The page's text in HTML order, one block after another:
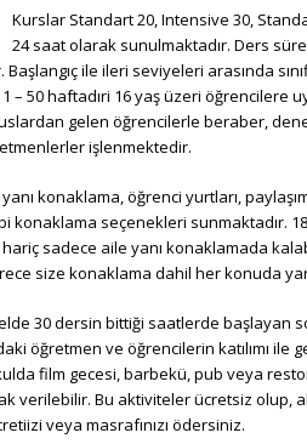
Kurslar Standart 20, Intensive 30,
24 saat olarak sunulmaktadır. Ders
Başlangıç ile ileri seviyeleri arasında
– 50 haftadıri 16 yaş üzeri öğrencilere
gelen öğrencilerle beraber,
işlenmektedir.
konaklama, öğrenci yurtları,
konaklama seçenekleri sunmaktadır.
sadece aile yanı konaklamada
size konaklama dahil her konuda
30 dersin bittiği saatlerde başlayan
öğretmen ve öğrencilerin katılımı ile
film gecesi, barbekü, pub veya
verilebilir. Bu aktiviteler ücretsiz olup,
veya masrafınızı ödersiniz.